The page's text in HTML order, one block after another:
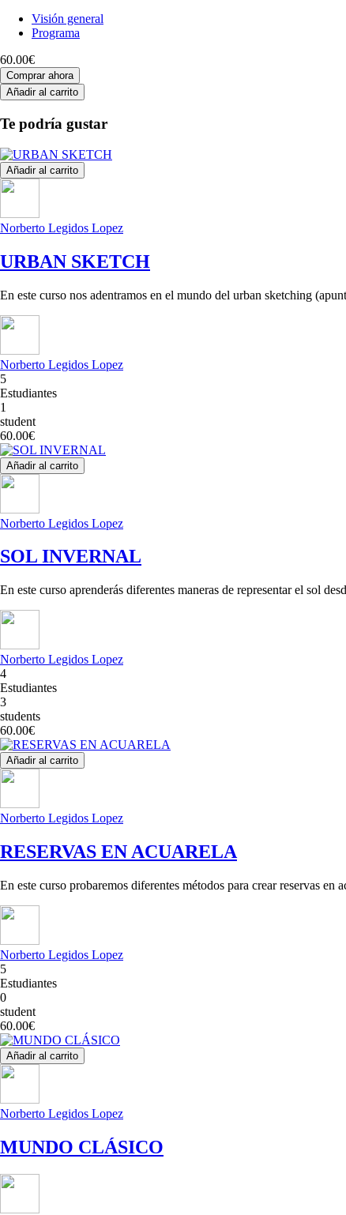
Visión general
Programa
60.00€
Comprar ahora
Añadir al carrito
Te podría gustar
Añadir al carrito
Norberto Legidos Lopez
URBAN SKETCH
En este curso nos adentramos en el mundo del urban sketching
Norberto Legidos Lopez
5
Estudiantes
1
student
60.00€
Añadir al carrito
Norberto Legidos Lopez
SOL INVERNAL
En este curso aprenderás diferentes maneras de representar el sol
Norberto Legidos Lopez
4
Estudiantes
3
students
60.00€
Añadir al carrito
Norberto Legidos Lopez
RESERVAS EN ACUARELA
En este curso probaremos diferentes métodos para crear reservas
Norberto Legidos Lopez
5
Estudiantes
0
student
60.00€
Añadir al carrito
Norberto Legidos Lopez
MUNDO CLÁSICO